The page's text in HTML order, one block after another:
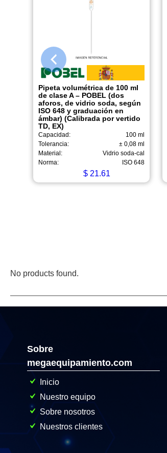
Pipeta volumétrica de 100 ml
de clase A – POBEL (dos
aforos, de vidrio soda, según
ISO 648 y graduación en
ámbar) (Calibrada por vertido
TD, EX)
Capacidad:
100 ml
Tolerancia:
± 0,08 ml
Material:
Vidrio soda-cal
Norma:
ISO 648
$21.61
No products found.
Sobre
megaequipamiento.com
Inicio
Nuestro equipo
Sobre nosotros
Nuestros clientes